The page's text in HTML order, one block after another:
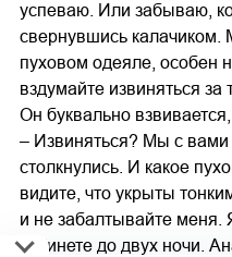
успеваю. Или забываю,
свернувшись калачиком.
пуховом одеяле, особен
вздумайте извиняться за
Он буквально
– Извиняться? Мы с вами
столкнулись. И какое
видите, что укрыты
и не забалтывайте меня.
кабинете до двух ночи.